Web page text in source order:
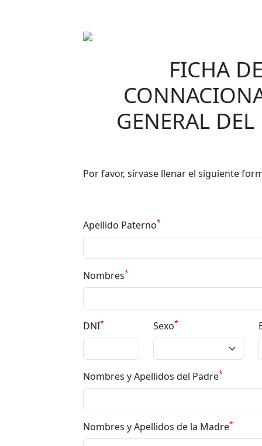
FICHA
GENERAL
Por favor, sírvase llenar el siguiente
Apellido Paterno*
Nombres*
DNI* Sexo*
Nombres y Apellidos del Padre*
Nombres y Apellidos de la Madre*